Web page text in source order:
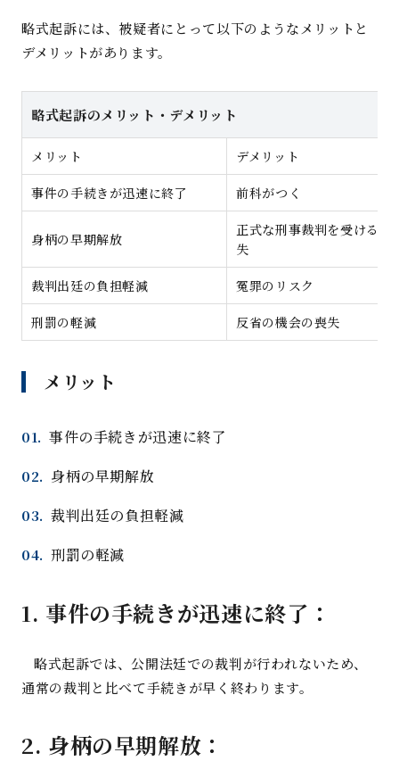
略式起訴には、被疑者にとって以下のようなメリットと
デメリットがあります。
略式起訴のメリット・デメリット
メリット デメリット
事件の手続きが迅速に終了 前科がつく
身柄の早期解放
正式な刑事裁判を受ける機
失
裁判出廷の負担軽減 冤罪のリスク
刑罰の軽減 反省の機会の喪失
メリット
事件の手続きが迅速に終了
身柄の早期解放
裁判出廷の負担軽減
刑罰の軽減
1. 事件の手続きが迅速に終了：
略式起訴では、公開法廷での裁判が行われないため、
通常の裁判と比べて手続きが早く終わります。
2. 身柄の早期解放：